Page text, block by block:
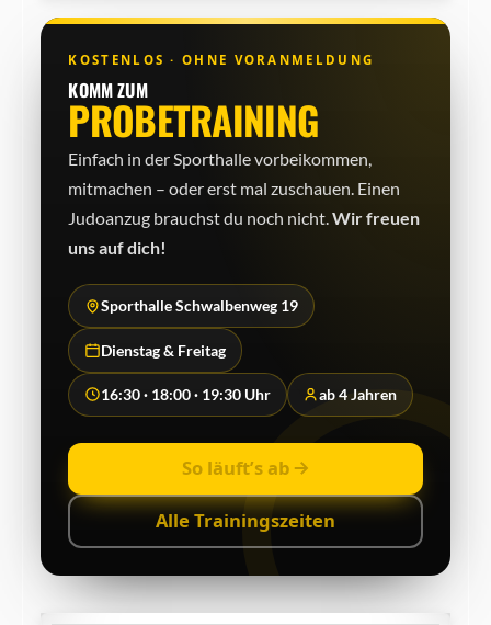
KOSTENLOS · OHNE VORANMELDUNG
KOMM ZUM
PROBETRAINING
Einfach in der Sporthalle vorbeikommen,
mitmachen – oder erst mal zuschauen. Einen
Judo­anzug brauchst du noch nicht.Wir freuen
uns auf dich!
Sporthalle Schwalbenweg 19
Dienstag & Freitag
16:30 · 18:00 · 19:30 Uhr ab 4 Jahren
So läuft’s ab
Alle Trainingszeiten